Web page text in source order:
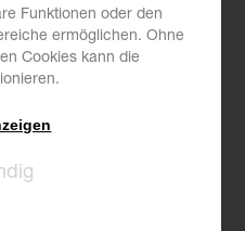
EoT Claim / EoT
Common Law vs
Funktionen oder den
ermöglichen. Ohne
Cookies kann die